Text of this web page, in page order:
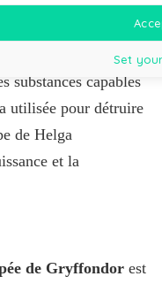
substances capables
utilisée pour détruire
de Helga
et la
de Gryffondor est
Set